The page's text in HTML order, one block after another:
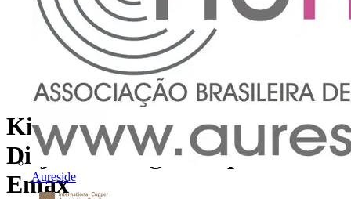
Aureside
Kit de retrofit de troca rápida –
Disjuntor Megamax para
Emax